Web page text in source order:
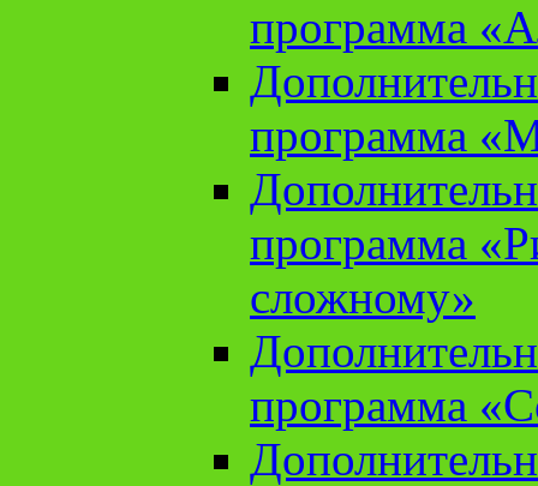
программа
программа
программа
сложному»
программа